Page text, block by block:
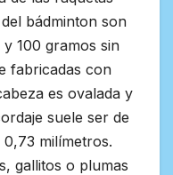
bádminton son
100 gramos sin
fabricadas con
es ovalada y
suele ser de
milímetros.
gallitos o plumas